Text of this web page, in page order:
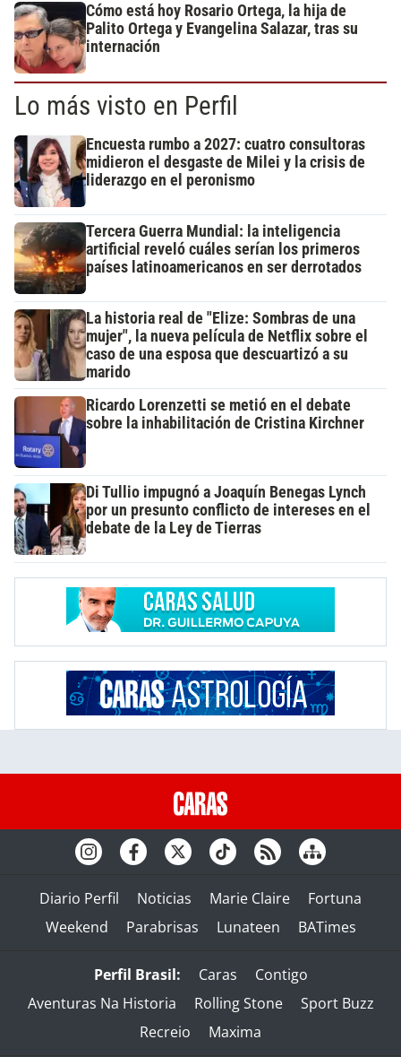
Cómo está hoy Rosario Ortega, la hija de
Palito Ortega y Evangelina Salazar, tras su
internación
Lo más visto en Perfil
Encuesta rumbo a 2027: cuatro consultoras
midieron el desgaste de Milei y la crisis de
liderazgo en el peronismo
Tercera Guerra Mundial: la inteligencia
artificial reveló cuáles serían los primeros
países latinoamericanos en ser derrotados
La historia real de "Elize: Sombras de una
mujer", la nueva película de Netflix sobre el
caso de una esposa que descuartizó a su
marido
Ricardo Lorenzetti se metió en el debate
sobre la inhabilitación de Cristina Kirchner
Di Tullio impugnó a Joaquín Benegas Lynch
por un presunto conflicto de intereses en el
debate de la Ley de Tierras
Diario Perfil Noticias Marie Claire
Fortuna
Weekend
Parabrisas Lunateen BATimes
Perfil Brasil: Caras
Contigo
Aventuras Na Historia
Rolling Stone
Sport Buzz
Recreio
Maxima